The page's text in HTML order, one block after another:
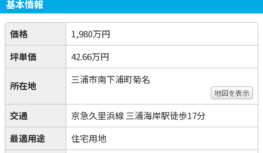
基本情報
価格
1,980万円
坪単価
42.66万円
所在地
三浦市南下浦町菊名
地図を表示
交通
京急久里浜線 三浦海岸駅徒歩17分
最適用途
住宅用地